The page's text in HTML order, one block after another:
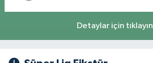
Detaylar için tıklayın